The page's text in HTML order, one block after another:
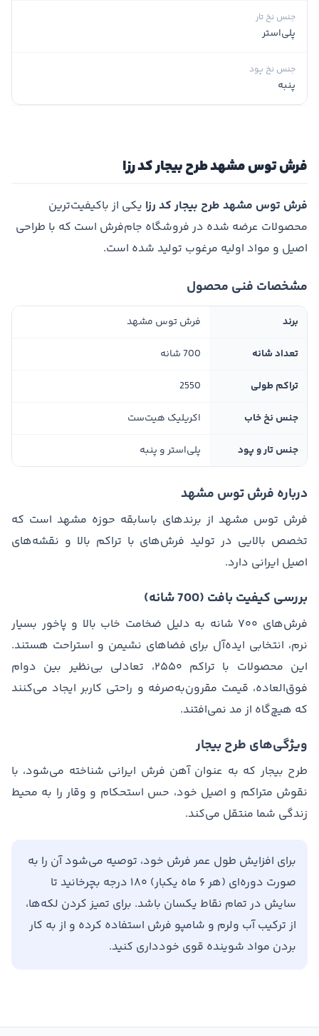
جنس نخ تار
پلی‌استر
جنس نخ پود
پنبه
فرش توس مشهد طرح بیجار کد رزا
فرش توس مشهد طرح بیجار کد رزا یکی از باکیفیت‌ترین
محصولات عرضه شده در فروشگاه جام‌فرش است که با طراحی
اصیل و مواد اولیه مرغوب تولید شده است.
مشخصات فنی محصول
برند فرش توس مشهد
تعداد شانه 700 شانه
تراکم طولی 2550
جنس نخ خاب اکریلیک هیت‌ست
جنس تار و پود پلی‌استر و پنبه
درباره فرش توس مشهد
فرش توس مشهد از برندهای باسابقه حوزه مشهد است که
تخصص بالایی در تولید فرش‌های با تراکم بالا و نقشه‌های
اصیل ایرانی دارد.
بررسی کیفیت بافت (700 شانه)
فرش‌های ۷۰۰ شانه به دلیل ضخامت خاب بالا و پاخور بسیار
نرم، انتخابی ایده‌آل برای فضاهای نشیمن و استراحت هستند.
این محصولات با تراکم ۲۵۵۰، تعادلی بی‌نظیر بین دوام
فوق‌العاده، قیمت مقرون‌به‌صرفه و راحتی کاربر ایجاد می‌کنند
که هیچ‌گاه از مد نمی‌افتند.
ویژگی‌های طرح بیجار
طرح بیجار که به عنوان آهن فرش ایرانی شناخته می‌شود، با
نقوش متراکم و اصیل خود، حس استحکام و وقار را به محیط
زندگی شما منتقل می‌کند.
برای افزایش طول عمر فرش خود، توصیه می‌شود آن را به
صورت دوره‌ای (هر ۶ ماه یکبار) ۱۸۰ درجه بچرخانید تا
سایش در تمام نقاط یکسان باشد. برای تمیز کردن لکه‌ها،
از ترکیب آب ولرم و شامپو فرش استفاده کرده و از به کار
بردن مواد شوینده قوی خودداری کنید.